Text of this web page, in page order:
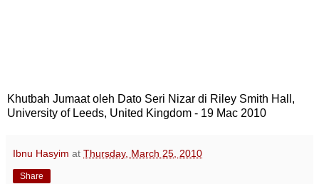
Khutbah Jumaat oleh Dato Seri Nizar di Riley Smith Hall,
University of Leeds, United Kingdom - 19 Mac 2010
Ibnu Hasyim at Thursday, March 25, 2010
Share